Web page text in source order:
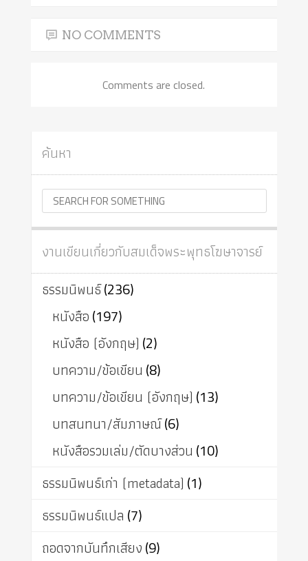
NO COMMENTS
Comments are closed.
ค้นหา
งานเขียนเกี่ยวกับสมเด็จพระพุทธโฆษาจารย์
ธรรมนิพนธ์(236)
หนังสือ(197)
หนังสือ (อังกฤษ) (2)
บทความ/ข้อเขียน (8)
บทความ/ข้อเขียน (อังกฤษ) (13)
บทสนทนา/สัมภาษณ์(6)
หนังสือรวมเล่ม/ตัดบางส่วน (10)
ธรรมนิพนธ์เก่า (metadata) (1)
ธรรมนิพนธ์แปล (7)
ถอดจากบันทึกเสียง(9)